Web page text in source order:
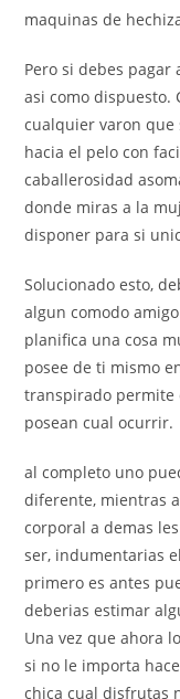
maquinas de
Pero si debes
asi­ como dispuesto.
cualquier varon
hacia el pelo con
caballerosidad
donde miras a la
disponer para si
Solucionado esto,
algun comodo
planifica una cosa
posee de ti mismo
transpirado permite
posean cual ocurrir.
al completo uno
diferente, mientras
corporal a demas
ser, indumentarias
primero es antes
deberias estimar
Una vez que ahora
si no le importa
chica cual disfrutas